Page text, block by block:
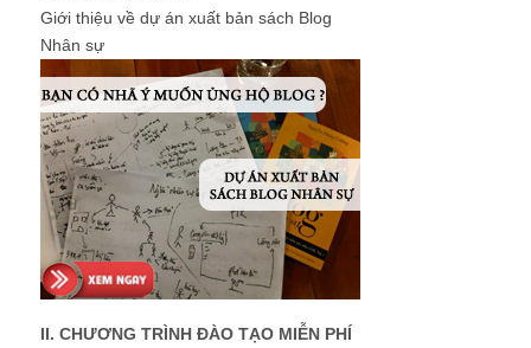
Giới thiệu về dự án xuất bản sách Blog
Nhân sự
II. CHƯƠNG TRÌNH ĐÀO TẠO MIỄN PHÍ